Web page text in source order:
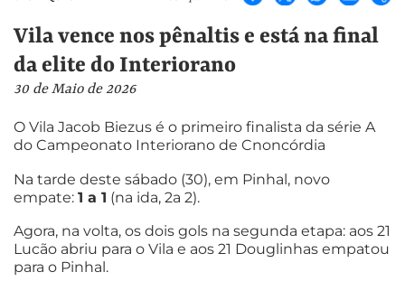
Vila vence nos pênaltis e está na final
da elite do Interiorano
30 de Maio de 2026
O Vila Jacob Biezus é o primeiro finalista da série A
do Campeonato Interiorano de Cnoncórdia
Na tarde deste sábado (30), em Pinhal, novo
empate: 1 a 1 (na ida, 2a 2).
Agora, na volta, os dois gols na segunda etapa: aos 21
Lucão abriu para o Vila e aos 21 Douglinhas empatou
para o Pinhal.